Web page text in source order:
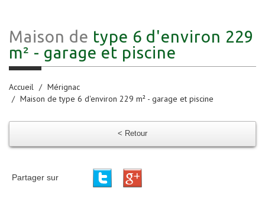
Maison de type 6 d'environ 229
m² - garage et piscine
Accueil
Mérignac
Maison de type 6 d'environ 229 m² - garage et piscine
< Retour
Partager sur